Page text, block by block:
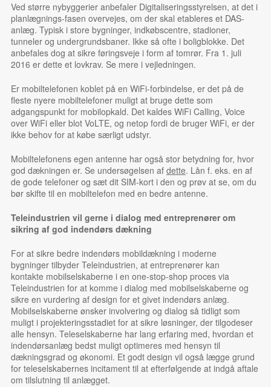
Ved større nybyggerier anbefaler Digitaliseringsstyrelsen, at det i
planlægnings-fasen overvejes, om der skal etableres et DAS-
anlæg. Typisk i store bygninger, indkøbscentre, stadioner,
tunneler og undergrundsbaner. Ikke så ofte i boligblokke. Det
anbefales dog at sikre føringsveje i form af tomrør. Fra 1. juli
2016 er dette et lovkrav. Se mere i vejledningen.
Er mobiltelefonen koblet på en WiFi-forbindelse, er det på de
fleste nyere mobiltelefoner muligt at bruge dette som
adgangspunkt for mobilopkald. Det kaldes WiFi Calling, Voice
over WiFi eller blot VoLTE, og netop fordi de bruger WiFi, er der
ikke behov for at købe særligt udstyr.
Mobiltelefonens egen antenne har også stor betydning for, hvor
god dækningen er. Se undersøgelsen af dette. Lån f. eks. en af
de gode telefoner og sæt dit SIM-kort i den og prøv at se, om du
bør skifte til en mobiltelefon med en bedre antenne.
Teleindustrien vil gerne i dialog med entreprenører om
sikring af god indendørs dækning
For at sikre bedre indendørs mobildækning i moderne
bygninger tilbyder Teleindustrien, at entreprenører kan
kontakte mobilselskaberne i en one-stop-shop proces via
Teleindustrien for at komme i dialog med mobilselskaberne og
sikre en vurdering af design for et givet indendørs anlæg.
Mobilselskaberne ønsker involvering og dialog så tidligt som
muligt i projekteringsstadiet for at sikre løsninger, der tilgodeser
alle hensyn. Teleselskaberne har lang erfaring med, hvordan et
indendørsanlæg bedst muligt optimeres med hensyn til
dækningsgrad og økonomi. Et godt design vil også lægge grund
for teleselskabernes incitament til at efterfølgende at indgå aftale
om tilslutning til anlægget.